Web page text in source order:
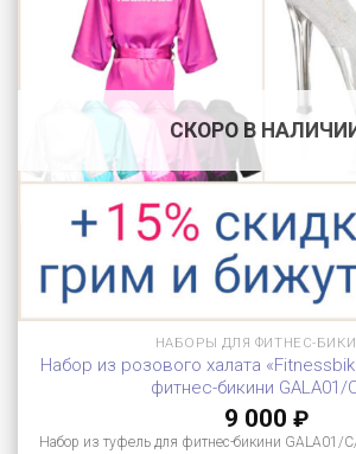
СКОРО В
НАБОРЫ ДЛЯ ФИТНЕС-
Набор из розового халата
фитнес-бикини GALA01/
9 000 ₽
Набор из туфель для фитнес-бикини GALA01/